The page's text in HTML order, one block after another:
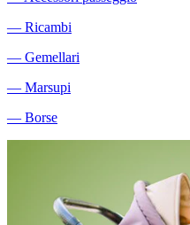
― Ricambi
― Gemellari
― Marsupi
― Borse